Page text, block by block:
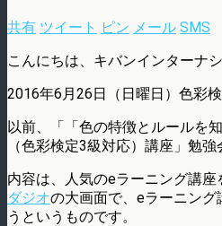
共有 ツイート ピン メール SMS
こんにちは、キバンインターナ
2016年6月26日（日曜日）色彩検
以前、「「色の特徴とルールを
（色彩検定3級対応）講座」勉強
内容は、人気のeラーニング講座
ダジオの大画面で、eラーニング
うというものです。